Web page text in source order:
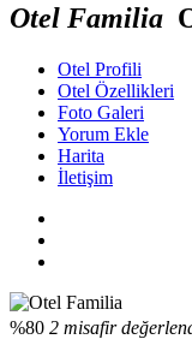
Otel Familia
Otel Profili
Otel Özellikleri
Foto Galeri
Yorum Ekle
Harita
İletişim
%80 2 misafir